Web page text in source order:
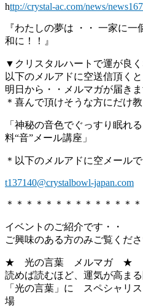
http://crystal-ac.com/news/
『わたしの夢は ・・ 一家に
和に！！』
▼クリスタルハートで運が良
以下のメルアドに空送信頂くと
明日から・・メルマガが届きま
＊喜んで頂けそうな方にだけ
「神秘の音色でぐっすり眠れ
料“音”メール講座」
＊以下のメルアドに空メール
t137140@crystalbowl-japan.com
＊＊＊＊＊＊＊＊＊＊＊＊＊
イベントのご紹介です・・
ご興味のある方のみご覧くださ
★ 光の言葉 メルマガ ★
読めば読むほど、運気が高ま
「光の言葉」に スペシャリ
場